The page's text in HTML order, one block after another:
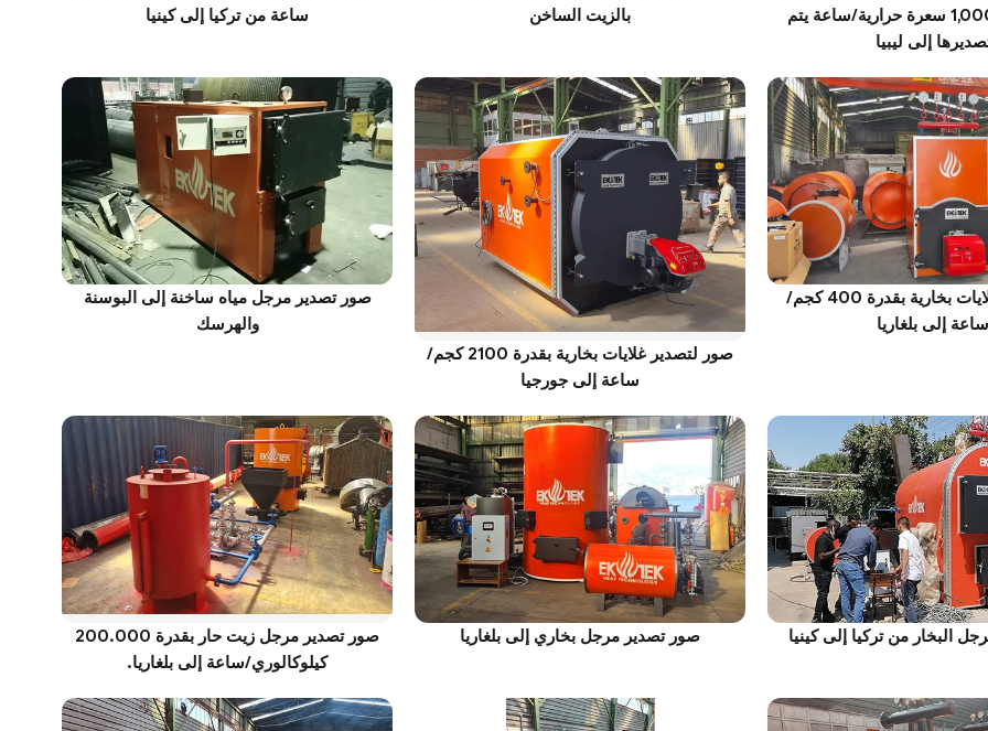
بقدرة 1,000,000 سعرة حرارية/ساعة يتم
إلى ليبيا
بالزيت الساخن
ساعة من تركيا إلى كينيا
صور تصدير غلايات بخارية بقدرة 400 كجم/
ساعة إلى بلغاريا
صور لتصدير غلايات بخارية بقدرة 2100 كجم/
ساعة إلى جورجيا
صور تصدير مرجل مياه ساخنة إلى البوسنة
والهرسك
البخار من تركيا إلى كينيا صور تصدير مرجل بخاري إلى بلغاريا
صور تصدير مرجل زيت حار بقدرة 200.000
كيلوكالوري/ساعة إلى بلغاريا.